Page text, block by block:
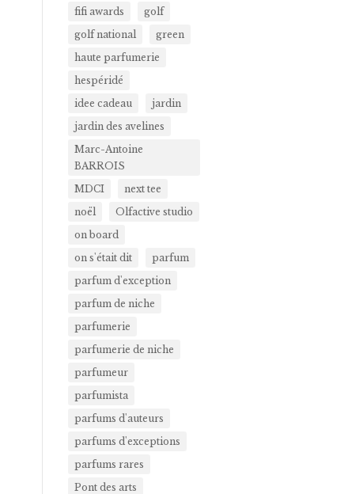
fifi awards
golf
golf national
green
haute parfumerie
hespéridé
idee cadeau
jardin
jardin des avelines
Marc-Antoine
BARROIS
MDCI
next tee
noël
Olfactive studio
on board
on s'était dit
parfum
parfum d'exception
parfum de niche
parfumerie
parfumerie de niche
parfumeur
parfumista
parfums d'auteurs
parfums d'exceptions
parfums rares
Pont des arts